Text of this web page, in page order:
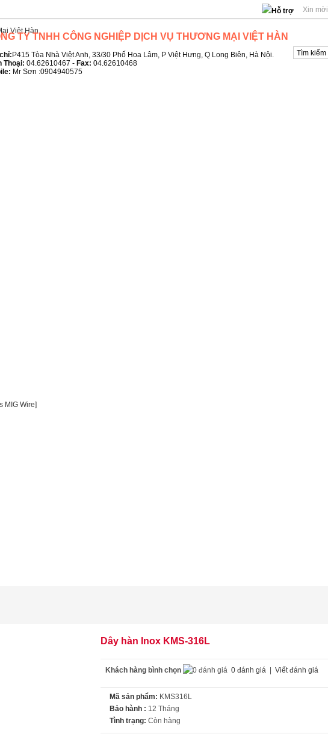
Xin mời
Hỗ trợ
TY TNHH CÔNG NGHIỆP DỊCH VỤ THƯƠNG MẠI VIỆT HÀN
P415 Tòa Nhà Việt Anh, 33/30 Phố Hoa Lâm, P Việt Hưng, Q Long Biên, Hà Nội.
Thoại: 04.62610467 - Fax: 04.62610468
Mr Sơn :0904940575
MIG Wire]
Dây hàn Inox KMS-316L
Khách hàng bình chọn 0 đánh giá Viết đánh giá
Mã sản phẩm: KMS316L
Bảo hành : 12 Tháng
Tình trạng: Còn hàng